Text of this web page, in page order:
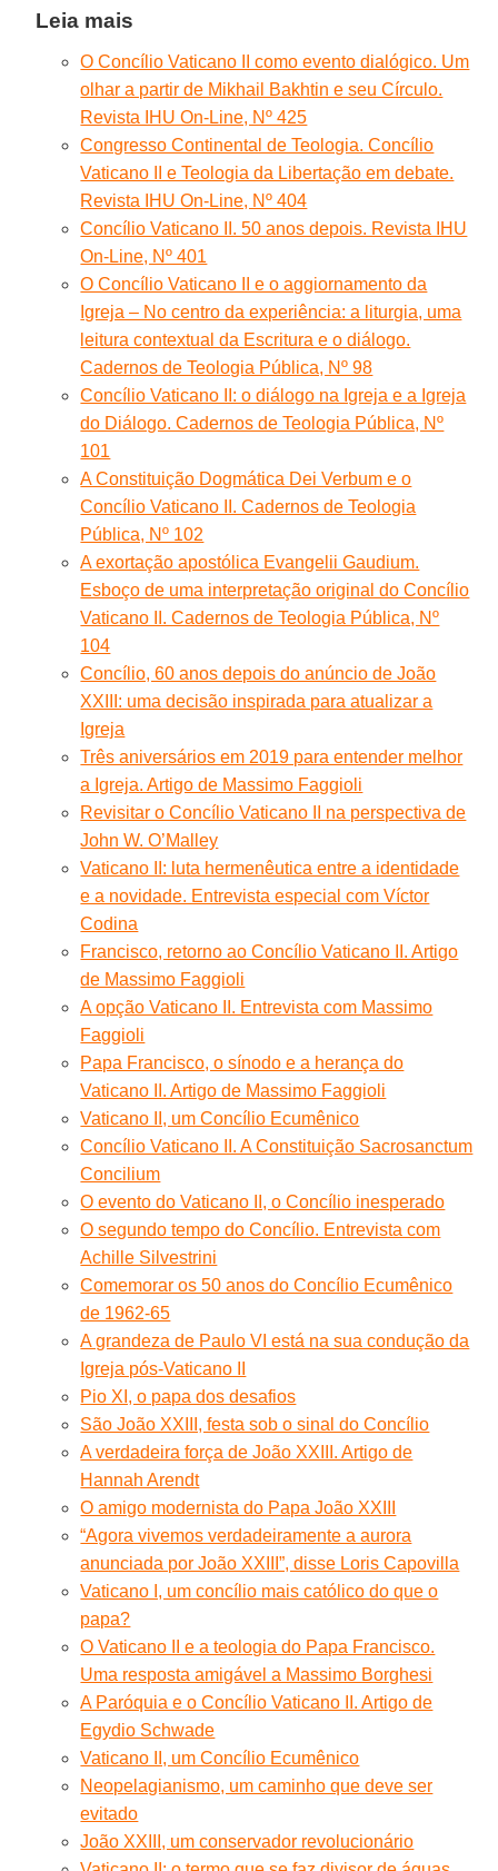
Leia mais
O Concílio Vaticano II como evento dialógico. Um
olhar a partir de Mikhail Bakhtin e seu Círculo.
Revista IHU On-Line, Nº 425
Congresso Continental de Teologia. Concílio
Vaticano II e Teologia da Libertação em debate.
Revista IHU On-Line, Nº 404
Concílio Vaticano II. 50 anos depois. Revista IHU
On-Line, Nº 401
O Concílio Vaticano II e o aggiornamento da
Igreja – No centro da experiência: a liturgia, uma
leitura contextual da Escritura e o diálogo.
Cadernos de Teologia Pública, Nº 98
Concílio Vaticano II: o diálogo na Igreja e a Igreja
do Diálogo. Cadernos de Teologia Pública, Nº
101
A Constituição Dogmática Dei Verbum e o
Concílio Vaticano II. Cadernos de Teologia
Pública, Nº 102
A exortação apostólica Evangelii Gaudium.
Esboço de uma interpretação original do Concílio
Vaticano II. Cadernos de Teologia Pública, Nº
104
Concílio, 60 anos depois do anúncio de João
XXIII: uma decisão inspirada para atualizar a
Igreja
Três aniversários em 2019 para entender melhor
a Igreja. Artigo de Massimo Faggioli
Revisitar o Concílio Vaticano II na perspectiva de
John W. O’Malley
Vaticano II: luta hermenêutica entre a identidade
e a novidade. Entrevista especial com Víctor
Codina
Francisco, retorno ao Concílio Vaticano II. Artigo
de Massimo Faggioli
A opção Vaticano II. Entrevista com Massimo
Faggioli
Papa Francisco, o sínodo e a herança do
Vaticano II. Artigo de Massimo Faggioli
Vaticano II, um Concílio Ecumênico
Concílio Vaticano II. A Constituição Sacrosanctum
Concilium
O evento do Vaticano II, o Concílio inesperado
O segundo tempo do Concílio. Entrevista com
Achille Silvestrini
Comemorar os 50 anos do Concílio Ecumênico
de 1962-65
A grandeza de Paulo VI está na sua condução da
Igreja pós-Vaticano II
Pio XI, o papa dos desafios
São João XXIII, festa sob o sinal do Concílio
A verdadeira força de João XXIII. Artigo de
Hannah Arendt
O amigo modernista do Papa João XXIII
“Agora vivemos verdadeiramente a aurora
anunciada por João XXIII”, disse Loris Capovilla
Vaticano I, um concílio mais católico do que o
papa?
O Vaticano II e a teologia do Papa Francisco.
Uma resposta amigável a Massimo Borghesi
A Paróquia e o Concílio Vaticano II. Artigo de
Egydio Schwade
Vaticano II, um Concílio Ecumênico
Neopelagianismo, um caminho que deve ser
evitado
João XXIII, um conservador revolucionário